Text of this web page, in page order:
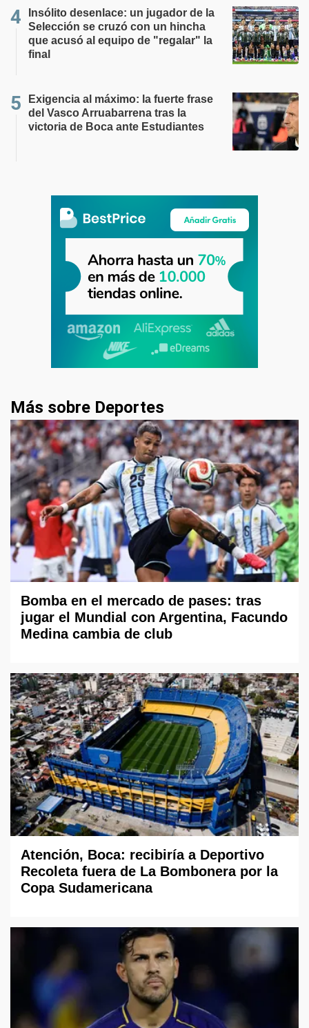
Insólito desenlace: un jugador de la
Selección se cruzó con un hincha
que acusó al equipo de "regalar" la
final
Exigencia al máximo: la fuerte frase
del Vasco Arruabarrena tras la
victoria de Boca ante Estudiantes
Más sobre Deportes
Bomba en el mercado de pases: tras
jugar el Mundial con Argentina, Facundo
Medina cambia de club
Atención, Boca: recibiría a Deportivo
Recoleta fuera de La Bombonera por la
Copa Sudamericana